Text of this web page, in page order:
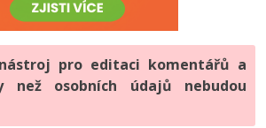
CSS3, Bootstrap, SEO
a verzování
mobilních aplikací
developer
-80%
-80%
gramotnost
-80%
-80%
pro editaci komentářů a
než osobních údajů nebudou